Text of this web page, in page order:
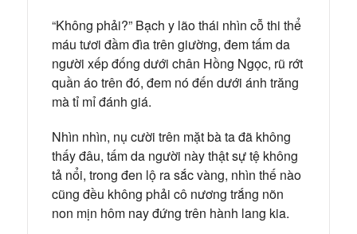
“Không phải?” Bạch y lão thái nhìn cỗ thi thể
máu tươi đầm đìa trên giường, đem tấm da
người xếp đống dưới chân Hồng Ngọc, rũ rớt
quần áo trên đó, đem nó đến dưới ánh trăng
mà tỉ mỉ đánh giá.
Nhìn nhìn, nụ cười trên mặt bà ta đã không
thấy đâu, tấm da người này thật sự tệ không
tả nổi, trong đen lộ ra sắc vàng, nhìn thế nào
cũng đều không phải cô nương trắng nõn
non mịn hôm nay đứng trên hành lang kia.